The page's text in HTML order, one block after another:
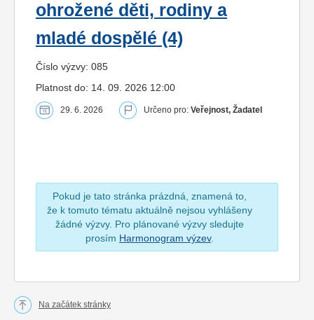
ohrožené děti, rodiny a
mladé dospělé (4)
Číslo výzvy: 085
Platnost do: 14. 09. 2026 12:00
29. 6. 2026 Určeno pro: Veřejnost, Žadatel
Pokud je tato stránka prázdná, znamená to,
že k tomuto tématu aktuálně nejsou vyhlášeny
žádné výzvy. Pro plánované výzvy sledujte
prosím Harmonogram výzev.
Na začátek stránky